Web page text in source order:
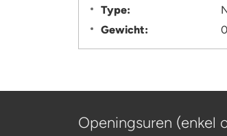
Type:
Gewicht:
Openingsuren (enkel